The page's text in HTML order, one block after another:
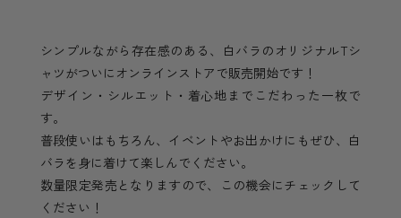
シンプルながら存在感のある、白バラのオリジナルTシ
ャツがついにオンラインストアで販売開始です！
デザイン・シルエット・着心地までこだわった一枚で
す。
普段使いはもちろん、イベントやお出かけにもぜひ、白
バラを身に着けて楽しんでください。
数量限定発売となりますので、この機会にチェックして
ください！